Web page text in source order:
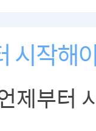
시작해
제부터